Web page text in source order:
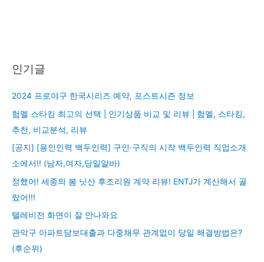
인기글
2024 프로야구 한국시리즈 예약, 포스트시즌 정보
험멜 스타킹 최고의 선택 | 인기상품 비교 및 리뷰 | 험멜, 스타킹,
추천, 비교분석, 리뷰
[공지] [용인인력 백두인력] 구인·구직의 시작 백두인력 직업소개
소에서!! (남자,여자,당일알바)
정했어! 세종의 봄 닛산 후조리원 계약 리뷰! ENTJ가 계산해서 골
랐어!!!
텔레비전 화면이 잘 안나와요
관악구 아파트담보대출과 다중채무 관계없이 당일 해결방법은?
(후순위)